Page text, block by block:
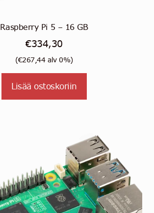
Raspberry Pi 5 – 16 GB
€334,30
(€267,44alv 0%)
Lisää ostoskoriin